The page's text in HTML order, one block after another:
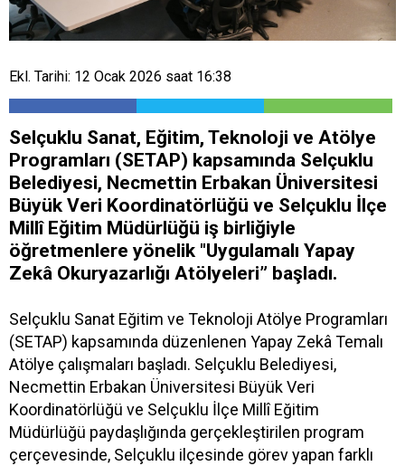
Ekl. Tarihi: 12 Ocak 2026 saat 16:38
Selçuklu Sanat, Eğitim, Teknoloji ve Atölye
Programları (SETAP) kapsamında Selçuklu
Belediyesi, Necmettin Erbakan Üniversitesi
Büyük Veri Koordinatörlüğü ve Selçuklu İlçe
Millî Eğitim Müdürlüğü iş birliğiyle
öğretmenlere yönelik "Uygulamalı Yapay
Zekâ Okuryazarlığı Atölyeleri” başladı.
Selçuklu Sanat Eğitim ve Teknoloji Atölye Programları
(SETAP) kapsamında düzenlenen Yapay Zekâ Temalı
Atölye çalışmaları başladı. Selçuklu Belediyesi,
Necmettin Erbakan Üniversitesi Büyük Veri
Koordinatörlüğü ve Selçuklu İlçe Millî Eğitim
Müdürlüğü paydaşlığında gerçekleştirilen program
çerçevesinde, Selçuklu ilçesinde görev yapan farklı